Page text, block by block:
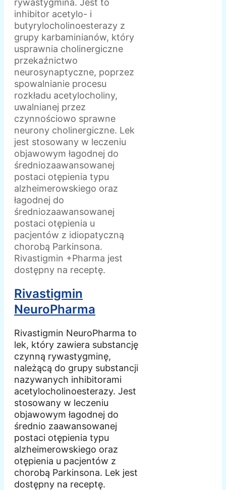
rywastygmina. Jest to
inhibitor acetylo- i
butyrylocholinoesterazy z
grupy karbaminianów, który
usprawnia cholinergiczne
przekaźnictwo
neurosynaptyczne, poprzez
spowalnianie procesu
rozkładu acetylocholiny,
uwalnianej przez
czynnościowo sprawne
neurony cholinergiczne. Lek
jest stosowany w leczeniu
objawowym łagodnej do
średniozaawansowanej
postaci otępienia typu
alzheimerowskiego oraz
łagodnej do
średniozaawansowanej
postaci otępienia u
pacjentów z idiopatyczną
chorobą Parkinsona.
Rivastigmin +Pharma jest
dostępny na receptę.
Rivastigmin
NeuroPharma
Rivastigmin NeuroPharma to
lek, który zawiera substancję
czynną rywastygminę,
należącą do grupy substancji
nazywanych inhibitorami
acetylocholinoesterazy. Jest
stosowany w leczeniu
objawowym łagodnej do
średnio zaawansowanej
postaci otępienia typu
alzheimerowskiego oraz
otępienia u pacjentów z
chorobą Parkinsona. Lek jest
dostępny na receptę.